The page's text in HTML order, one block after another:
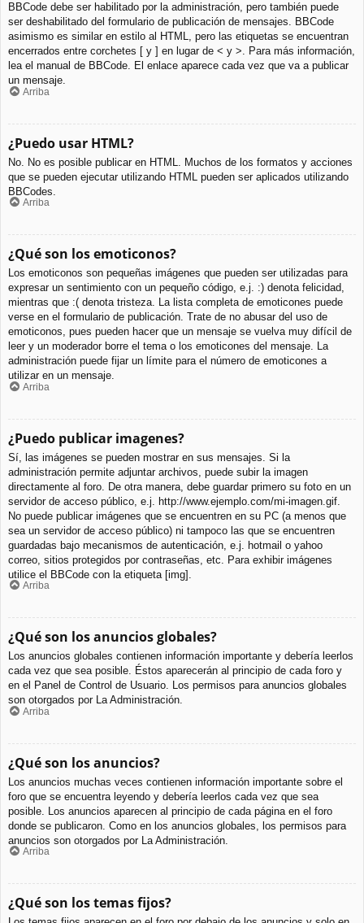
BBCode debe ser habilitado por la administración, pero también puede
ser deshabilitado del formulario de publicación de mensajes. BBCode
asimismo es similar en estilo al HTML, pero las etiquetas se encuentran
encerrados entre corchetes [ y ] en lugar de < y >. Para más información,
lea el manual de BBCode. El enlace aparece cada vez que va a publicar
un mensaje.
Arriba
¿Puedo usar HTML?
No. No es posible publicar en HTML. Muchos de los formatos y acciones
que se pueden ejecutar utilizando HTML pueden ser aplicados utilizando
BBCodes.
Arriba
¿Qué son los emoticonos?
Los emoticonos son pequeñas imágenes que pueden ser utilizadas para
expresar un sentimiento con un pequeño código, e.j. :) denota felicidad,
mientras que :( denota tristeza. La lista completa de emoticones puede
verse en el formulario de publicación. Trate de no abusar del uso de
emoticonos, pues pueden hacer que un mensaje se vuelva muy difícil de
leer y un moderador borre el tema o los emoticones del mensaje. La
administración puede fijar un límite para el número de emoticones a
utilizar en un mensaje.
Arriba
¿Puedo publicar imagenes?
Sí, las imágenes se pueden mostrar en sus mensajes. Si la
administración permite adjuntar archivos, puede subir la imagen
directamente al foro. De otra manera, debe guardar primero su foto en un
servidor de acceso público, e.j. http://www.ejemplo.com/mi-imagen.gif.
No puede publicar imágenes que se encuentren en su PC (a menos que
sea un servidor de acceso público) ni tampoco las que se encuentren
guardadas bajo mecanismos de autenticación, e.j. hotmail o yahoo
correo, sitios protegidos por contraseñas, etc. Para exhibir imágenes
utilice el BBCode con la etiqueta [img].
Arriba
¿Qué son los anuncios globales?
Los anuncios globales contienen información importante y debería leerlos
cada vez que sea posible. Éstos aparecerán al principio de cada foro y
en el Panel de Control de Usuario. Los permisos para anuncios globales
son otorgados por La Administración.
Arriba
¿Qué son los anuncios?
Los anuncios muchas veces contienen información importante sobre el
foro que se encuentra leyendo y debería leerlos cada vez que sea
posible. Los anuncios aparecen al principio de cada página en el foro
donde se publicaron. Como en los anuncios globales, los permisos para
anuncios son otorgados por La Administración.
Arriba
¿Qué son los temas fijos?